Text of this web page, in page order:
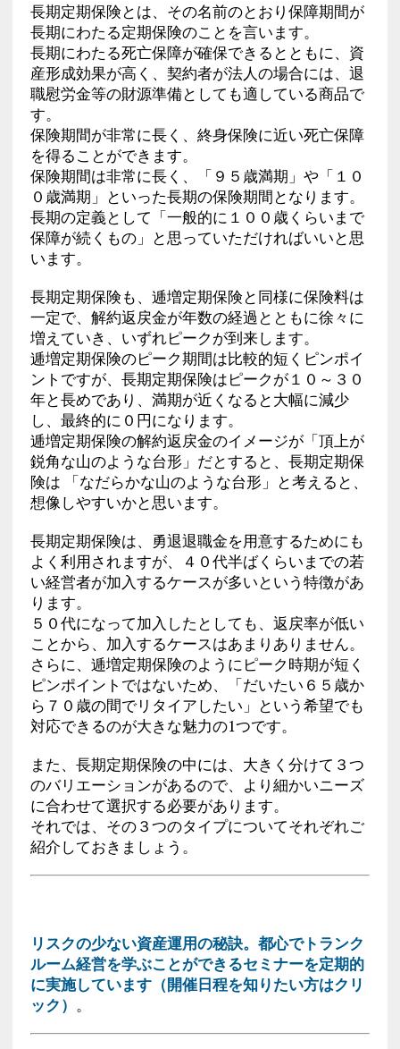
長期定期保険とは、その名前のとおり保障期間が
長期にわたる定期保険のことを言います。
長期にわたる死亡保障が確保できるとともに、資
産形成効果が高く、契約者が法人の場合には、退
職慰労金等の財源準備としても適している商品で
す。
保険期間が非常に長く、終身保険に近い死亡保障
を得ることができます。
保険期間は非常に長く、「９５歳満期」や「１０
０歳満期」といった長期の保険期間となります。
長期の定義として「一般的に１００歳くらいまで
保障が続くもの」と思っていただければいいと思
います。
長期定期保険も、逓増定期保険と同様に保険料は
一定で、解約返戻金が年数の経過とともに徐々に
増えていき、いずれピークが到来します。
逓増定期保険のピーク期間は比較的短くピンポイ
ントですが、長期定期保険はピークが１０～３０
年と長めであり、満期が近くなると大幅に減少
し、最終的に０円になります。
逓増定期保険の解約返戻金のイメージが「頂上が
鋭角な山のような台形」だとすると、長期定期保
険は 「なだらかな山のような台形」と考えると、
想像しやすいかと思います。
長期定期保険は、勇退退職金を用意するためにも
よく利用されますが、４０代半ばくらいまでの若
い経営者が加入するケースが多いという特徴があ
ります。
５０代になって加入したとしても、返戻率が低い
ことから、加入するケースはあまりありません。
さらに、逓増定期保険のようにピーク時期が短く
ピンポイントではないため、「だいたい６５歳か
ら７０歳の間でリタイアしたい」という希望でも
対応できるのが大きな魅力の1つです。
また、長期定期保険の中には、大きく分けて３つ
のバリエーションがあるので、より細かいニーズ
に合わせて選択する必要があります。
それでは、その３つのタイプについてそれぞれご
紹介しておきましょう。
リスクの少ない資産運用の秘訣。都心でトランク
ルーム経営を学ぶことができるセミナーを定期的
に実施しています（開催日程を知りたい方はクリ
ック） 。